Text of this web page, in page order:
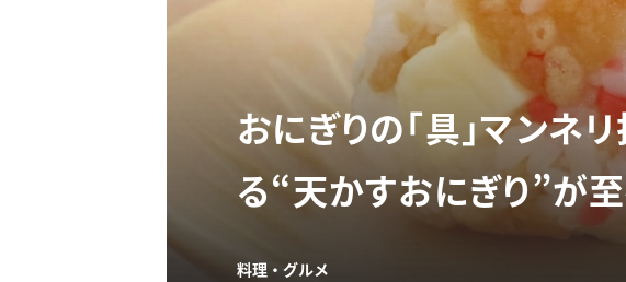
おにぎりの「具」マンネリ
る“天かすおにぎり”が
料理・グルメ